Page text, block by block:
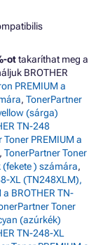
ottakaríthat meg a
BROTHER
PREMIUM a
, TonerPartner
(sárga)
TN-248
Toner PREMIUM a
, TonerPartner Toner
(fekete ) számára,
XL (TN248XLM),
BROTHER TN-
Toner
(azúrkék)
TN-248-XL